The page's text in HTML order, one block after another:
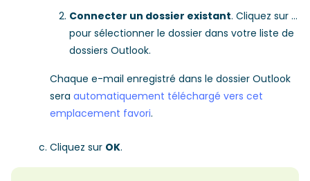
Connecter un dossier existant. Cliquez sur …
pour sélectionner le dossier dans votre liste de
dossiers Outlook.
Chaque e-mail enregistré dans le dossier Outlook
sera automatiquement téléchargé vers cet
emplacement favori.
Cliquez sur OK.